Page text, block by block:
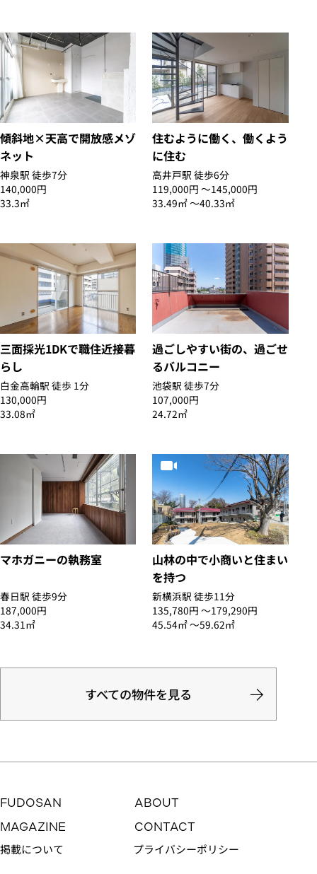
傾斜地×天高で開放感メゾ
ネット
神泉駅 徒歩7分
140,000円
33.3㎡
住むように働く、働くよう
に住む
高井戸駅 徒歩6分
119,000円 〜145,000円
33.49㎡ 〜40.33㎡
三面採光1DKで職住近接暮
らし
白金高輪駅 徒歩 1分
130,000円
33.08㎡
過ごしやすい街の、過ごせ
るバルコニー
池袋駅 徒歩7分
107,000円
24.72㎡
マホガニーの執務室
春日駅 徒歩9分
187,000円
34.31㎡
山林の中で小商いと住まい
を持つ
新横浜駅 徒歩11分
135,780円 〜179,290円
45.54㎡ 〜59.62㎡
すべての物件を見る
FUDOSAN
ABOUT
MAGAZINE
CONTACT
掲載について プライバシーポリシー